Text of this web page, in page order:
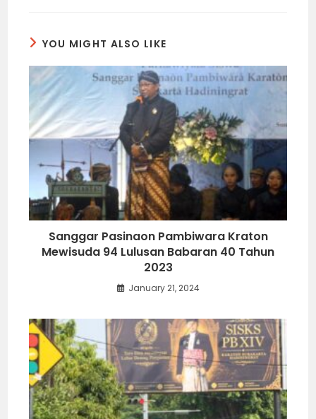
YOU MIGHT ALSO LIKE
Sanggar Pasinaon Pambiwara Kraton
Mewisuda 94 Lulusan Babaran 40 Tahun
2023
January 21, 2024